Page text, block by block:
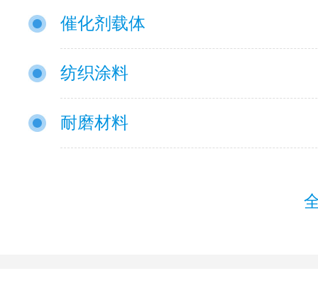
催化剂载体
纺织涂料
耐磨材料